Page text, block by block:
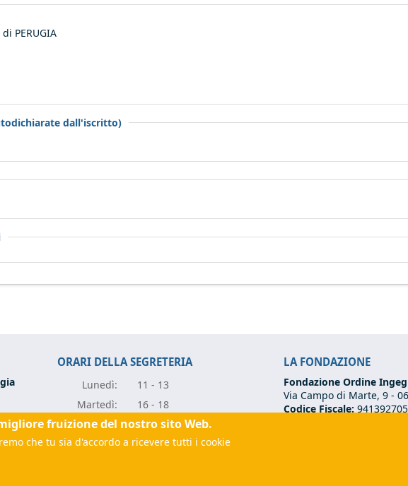
PERUGIA
dall'iscritto)
ORARI DELLA SEGRETERIA
Lunedì:
11 - 13
Martedì:
16 - 18
Mercoledì:
11 - 13
Giovedì:
11 - 13
LA FONDAZIONE
Fondazione Ordine
Via Campo di Marte, 9 -
Codice Fiscale:
fruizione del nostro sito Web.
che tu sia d'accordo a ricevere tutti i cookie